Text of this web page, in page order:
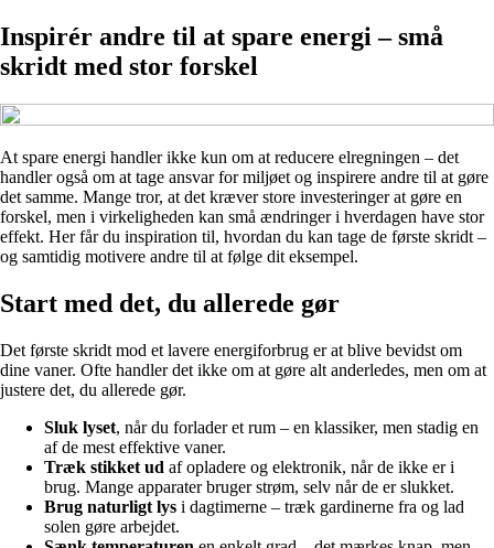
Inspirér andre til at spare energi – små
skridt med stor forskel
At spare energi handler ikke kun om at reducere elregningen – det
handler også om at tage ansvar for miljøet og inspirere andre til at gøre
det samme. Mange tror, at det kræver store investeringer at gøre en
forskel, men i virkeligheden kan små ændringer i hverdagen have stor
effekt. Her får du inspiration til, hvordan du kan tage de første skridt –
og samtidig motivere andre til at følge dit eksempel.
Start med det, du allerede gør
Det første skridt mod et lavere energiforbrug er at blive bevidst om
dine vaner. Ofte handler det ikke om at gøre alt anderledes, men om at
justere det, du allerede gør.
Sluk lyset, når du forlader et rum – en klassiker, men stadig en
af de mest effektive vaner.
Træk stikket ud af opladere og elektronik, når de ikke er i
brug. Mange apparater bruger strøm, selv når de er slukket.
Brug naturligt lys i dagtimerne – træk gardinerne fra og lad
solen gøre arbejdet.